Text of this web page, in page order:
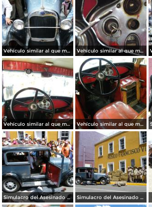
Vehículo similar al que manejaba el Gral. Villa el día que fue asesinado Vehículo similar al que manejaba el Gral. Villa el día que fue asesinado
Vehículo similar al que manejaba el Gral. Villa el día que fue asesinado Vehículo similar al que manejaba el Gral. Villa el día que fue asesinado
Simulacro del Asesinado de Villa Simulacro del Asesinado de Villa